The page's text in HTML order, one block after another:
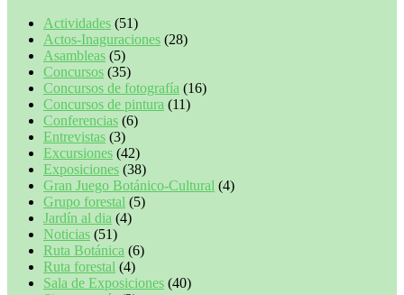
Actividades (51)
Actos-Inaguraciones (28)
Asambleas (5)
Concursos (35)
Concursos de fotografía (16)
Concursos de pintura (11)
Conferencias (6)
Entrevistas (3)
Excursiones (42)
Exposiciones (38)
Gran Juego Botánico-Cultural (4)
Grupo forestal (5)
Jardín al dia (4)
Noticias (51)
Ruta Botánica (6)
Ruta forestal (4)
Sala de Exposiciones (40)